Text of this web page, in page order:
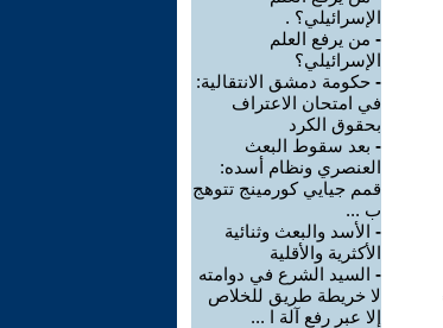
الإسرائيلي؟ .
- من يرفع العلم
الإسرائيلي؟
- حكومة دمشق الانتقالية:
في امتحان الاعتراف
بحقوق الكرد
- بعد سقوط البعث
العنصري ونظام أسده:
قمم جيايي كورمينج تتوهج
ب ...
- الأسد والبعث وثنائية
الأكثرية والأقلية
- السيد الشرع في دوامته
لا خريطة طريق للخلاص
إلا عبر رفع آلة ا ...